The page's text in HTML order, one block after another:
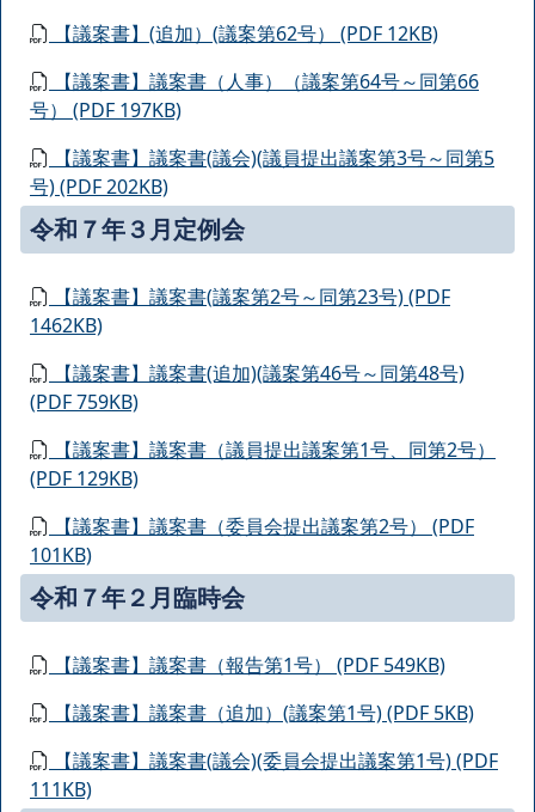
【議案書】(追加）(議案第62号） (PDF 12KB)
【議案書】議案書（人事）（議案第64号～同第66
号） (PDF 197KB)
【議案書】議案書(議会)(議員提出議案第3号～同第5
号) (PDF 202KB)
令和７年３月定例会
【議案書】議案書(議案第2号～同第23号) (PDF
1462KB)
【議案書】議案書(追加)(議案第46号～同第48号)
(PDF 759KB)
【議案書】議案書（議員提出議案第1号、同第2号）
(PDF 129KB)
【議案書】議案書（委員会提出議案第2号） (PDF
101KB)
令和７年２月臨時会
【議案書】議案書（報告第1号） (PDF 549KB)
【議案書】議案書（追加）(議案第1号) (PDF 5KB)
【議案書】議案書(議会)(委員会提出議案第1号) (PDF
111KB)